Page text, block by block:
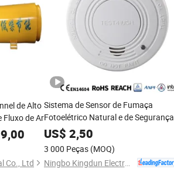
de Alto
Fluxo de Ar
Co., Ltd
Sistema de Sensor de Fumaça
Fotoelétrico Natural e de Segurança
para Casa
US$ 2,50
3 000 Peças (MOQ)
Ningbo Kingdun Electronic Industry Co., Ltd.